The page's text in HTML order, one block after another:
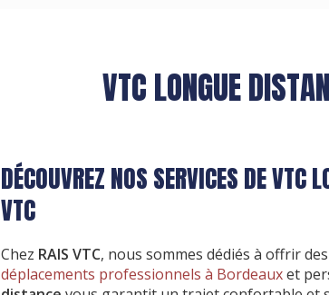
VTC LONGUE
DÉCOUVREZ NOS SERVICES DE VTC
VTC
Chez RAIS VTC, nous sommes dédiés à offrir
déplacements professionnels à Bordeauxet